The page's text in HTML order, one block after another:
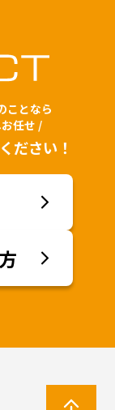
ことなら
任せ /
ださい！